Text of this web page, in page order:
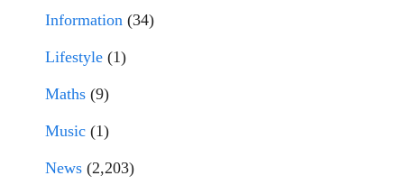
Information (34)
Lifestyle (1)
Maths (9)
Music (1)
News (2,203)